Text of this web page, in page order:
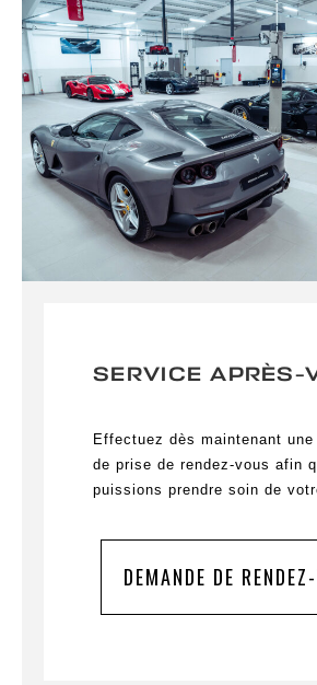
SERVICE APRÈS-
Effectuez dès maintenant une
de prise de rendez-vous afin
puissions prendre soin de
DEMANDE DE